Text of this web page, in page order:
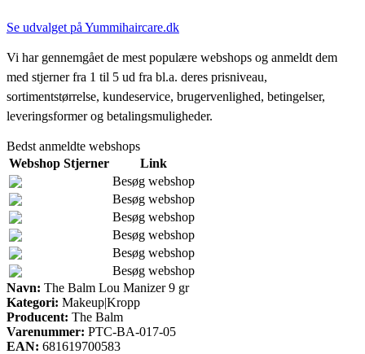
Se udvalget på Yummihaircare.dk
Vi har gennemgået de mest populære webshops og anmeldt dem
med stjerner fra 1 til 5 ud fra bl.a. deres prisniveau,
sortimentstørrelse, kundeservice, brugervenlighed, betingelser,
leveringsformer og betalingsmuligheder.
Bedst anmeldte webshops
Webshop Stjerner
Link
Besøg webshop
Besøg webshop
Besøg webshop
Besøg webshop
Besøg webshop
Besøg webshop
Navn: The Balm Lou Manizer 9 gr
Kategori: Makeup|Kropp
Producent: The Balm
Varenummer: PTC-BA-017-05
EAN: 681619700583